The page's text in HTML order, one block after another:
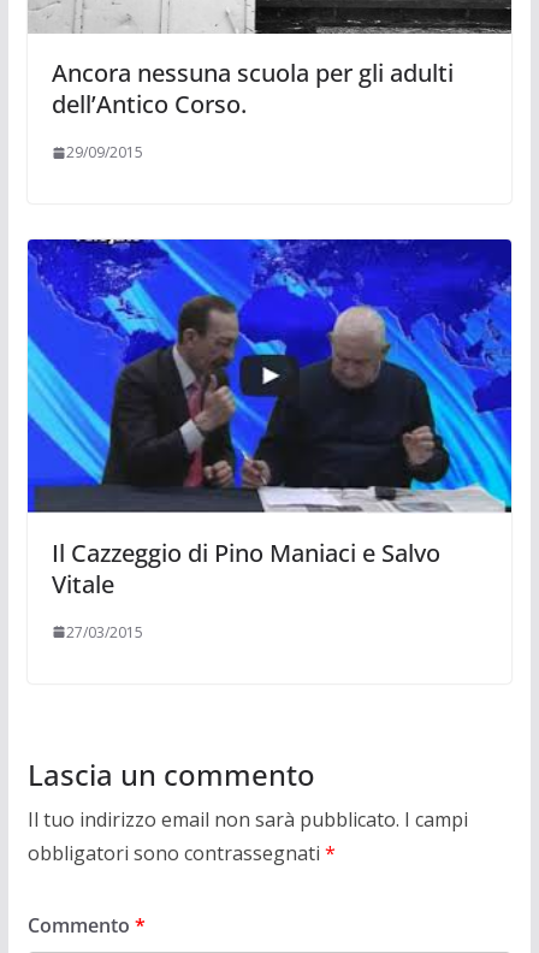
Ancora nessuna scuola per gli adulti
dell’Antico Corso.
29/09/2015
Il Cazzeggio di Pino Maniaci e Salvo
Vitale
27/03/2015
Lascia un commento
Il tuo indirizzo email non sarà pubblicato. I campi
obbligatori sono contrassegnati *
Commento *